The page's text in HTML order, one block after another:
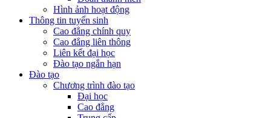
Hình ảnh hoạt động
Thông tin tuyển sinh
Cao đẳng chính quy
Cao đẳng liên thông
Liên kết đại học
Đào tạo ngắn hạn
Đào tạo
Chương trình đào tạo
Đại học
Cao đẳng